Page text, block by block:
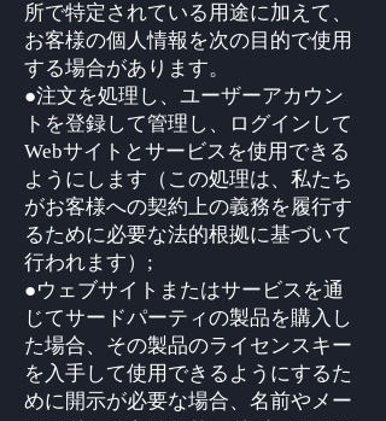
所で特定されている用途に加えて、
お客様の個人情報を次の目的で使用
する場合があります。
●注文を処理し、ユーザーアカウン
トを登録して管理し、ログインして
Webサイトとサービスを使用できる
ようにします（この処理は、私たち
がお客様への契約上の義務を履行す
るために必要な法的根拠に基づいて
行われます）;
●ウェブサイトまたはサービスを通
じてサードパーティの製品を購入し
た場合、その製品のライセンスキー
を入手して使用できるようにするた
めに開示が必要な場合、名前やメー